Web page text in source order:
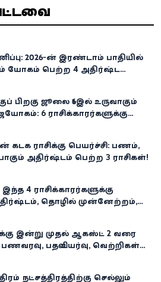
2026-ன் இரண்டாம் பாதியில்
யோகம் பெற்ற 4 அதிர்ஷ்ட
பிறகு ஜூலை 16இல் உருவாகும்
6 ராசிக்காரர்களுக்கு
கடக ராசிக்கு பெயர்ச்சி: பணம்,
அதிர்ஷ்டம் பெற்ற 3 ராசிகள்!
இந்த 4 ராசிக்காரர்களுக்கு
அதிர்ஷ்டம், தொழில் முன்னேற்றம்,
இன்று முதல் ஆகஸ்ட் 2 வரை
பதவி உயர்வு, வெற்றிகள்
நட்சத்திரத்திற்கு செல்லும்